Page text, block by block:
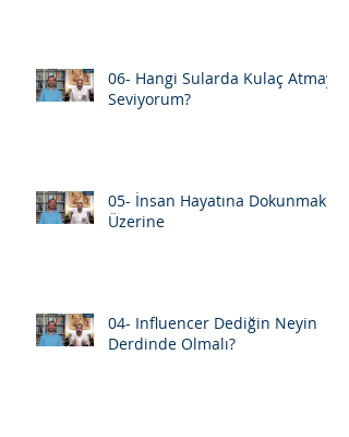
06- Hangi Sularda Kulaç Atmayı
Seviyorum?
05- İnsan Hayatına Dokunmak
Üzerine
04- Influencer Dediğin Neyin
Derdinde Olmalı?